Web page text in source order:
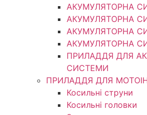
АКУМУЛЯТОРНА
АКУМУЛЯТОРНА
АКУМУЛЯТОРНА
АКУМУЛЯТОРНА
ПРИЛАДДЯ ДЛЯ
СИСТЕМИ
ПРИЛАДДЯ ДЛЯ
Косильні струни
Косильні головки